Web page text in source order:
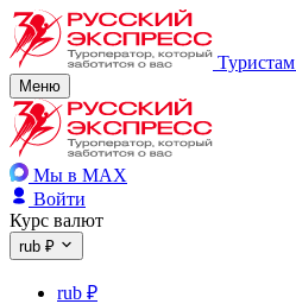
Туристам
Меню
Мы в MAX
Войти
Курс валют
rub ₽
rub ₽